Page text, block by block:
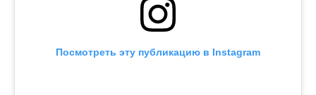
Посмотреть эту публикацию в Instagram